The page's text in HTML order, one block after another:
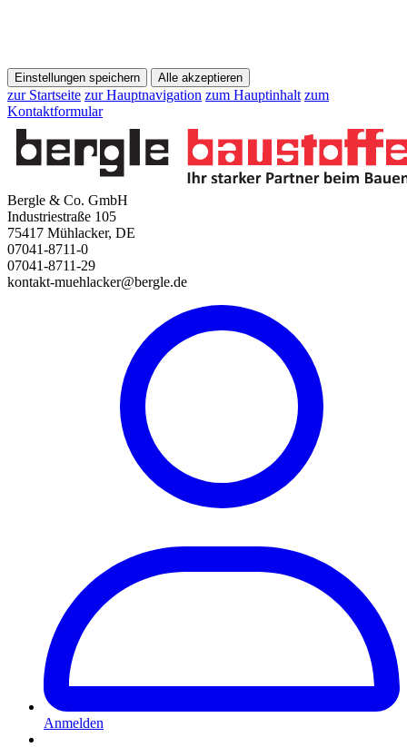
Einstellungen speichern Alle akzeptieren
zur Startseite zur Hauptnavigation zum Hauptinhalt zum
Kontaktformular
Bergle & Co. GmbH
Industriestraße 105
75417 Mühlacker, DE
07041-8711-0
07041-8711-29
kontakt-muehlacker@bergle.de
Anmelden